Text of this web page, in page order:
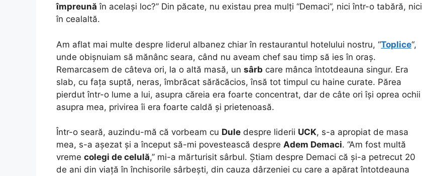
împreună în același loc?” Din păcate, nu existau prea mulți “Demaci”, nici într-o tabără, nici
în cealaltă.
Am aflat mai multe despre liderul albanez chiar în restaurantul hotelului nostru, “Toplice“,
unde obișnuiam să mănânc seara, când nu aveam chef sau timp să ies în oraș.
Remarcasem de câteva ori, la o altă masă, un sârb care mânca întotdeauna singur. Era
slab, cu fața suptă, neras, îmbrăcat sărăcăcios, însă tot timpul cu haine curate. Părea
pierdut într-o lume a lui, asupra căreia era foarte concentrat, dar de câte ori își oprea ochii
asupra mea, privirea îi era foarte caldă și prietenoasă.
Într-o seară, auzindu-mă că vorbeam cu Dule despre liderii UCK, s-a apropiat de masa
mea, s-a așezat și a început să-mi povestească despre Adem Demaci. “Am fost multă
vreme colegi de celulă,” mi-a mărturisit sârbul. Știam despre Demaci că și-a petrecut 20
de ani din viață în închisorile sârbești, din cauza dârzeniei cu care a apărat întotdeauna